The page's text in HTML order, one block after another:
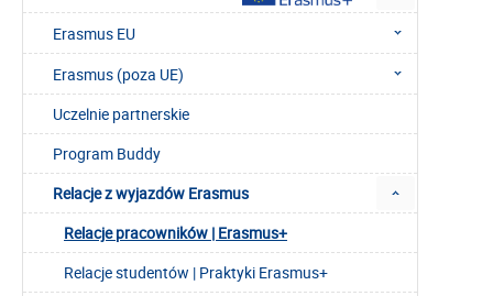
Erasmus EU
Erasmus (poza UE)
Uczelnie partnerskie
Program Buddy
Relacje z wyjazdów Erasmus
Relacje pracowników | Erasmus+
Relacje studentów | Praktyki Erasmus+